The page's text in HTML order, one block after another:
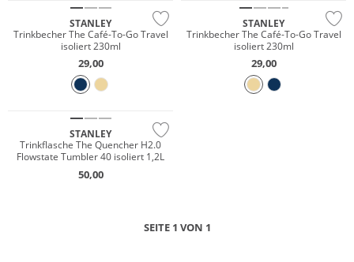
STANLEY
Trinkbecher The Café-To-Go Travel
isoliert 230ml
29,00
STANLEY
Trinkbecher The Café-To-Go Travel
isoliert 230ml
29,00
STANLEY
Trinkflasche The Quencher H2.0
Flowstate Tumbler 40 isoliert 1,2L
50,00
SEITE 1 VON 1